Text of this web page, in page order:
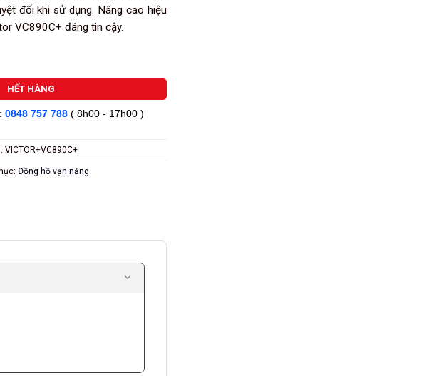
đối khi sử dụng. Nâng cao hiệu
VC890C+ đáng tin cậy.
HẾT HÀNG
0848 757 788 ( 8h00 - 17h00 )
VICTOR+VC890C+
Đồng hồ vạn năng